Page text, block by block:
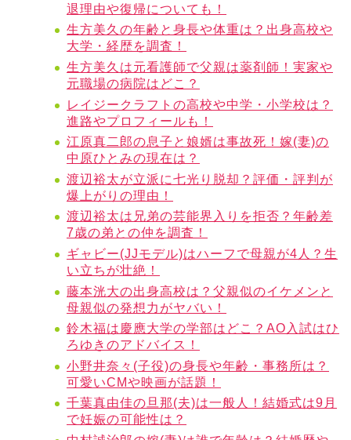
退理由や復帰についても！
生方美久の年齢と身長や体重は？出身高校や
大学・経歴を調査！
生方美久は元看護師で父親は薬剤師！実家や
元職場の病院はどこ？
レイジークラフトの高校や中学・小学校は？
進路やプロフィールも！
江原真二郎の息子と娘婿は事故死！嫁(妻)の
中原ひとみの現在は？
渡辺裕太が立派に七光り脱却？評価・評判が
爆上がりの理由！
渡辺裕太は兄弟の芸能界入りを拒否？年齢差
7歳の弟との仲を調査！
ギャビー(JJモデル)はハーフで母親が4人？生
い立ちが壮絶！
藤本洸大の出身高校は？父親似のイケメンと
母親似の発想力がヤバい！
鈴木福は慶應大学の学部はどこ？AO入試はひ
ろゆきのアドバイス！
小野井奈々(子役)の身長や年齢・事務所は？
可愛いCMや映画が話題！
千葉真由佳の旦那(夫)は一般人！結婚式は9月
で妊娠の可能性は？